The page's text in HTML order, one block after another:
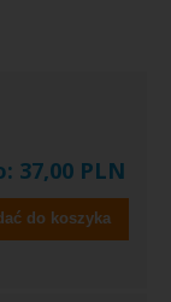
37,00 PLN
do koszyka